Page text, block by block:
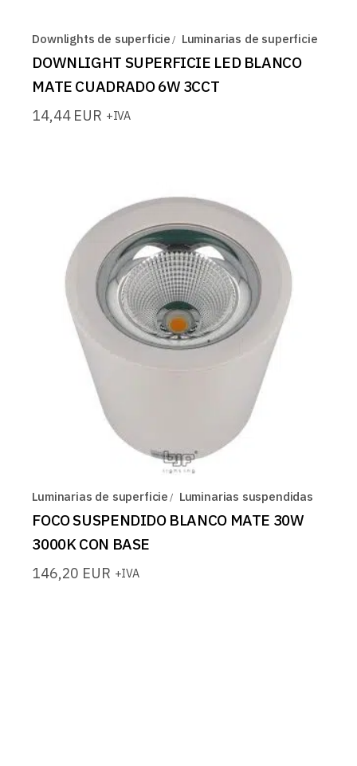
Downlights de superficie Luminarias de superficie
DOWNLIGHT SUPERFICIE LED BLANCO
MATE CUADRADO 6W 3CCT
14,44 EUR +IVA
Luminarias de superficie Luminarias suspendidas
FOCO SUSPENDIDO BLANCO MATE 30W
3000K CON BASE
146,20 EUR +IVA